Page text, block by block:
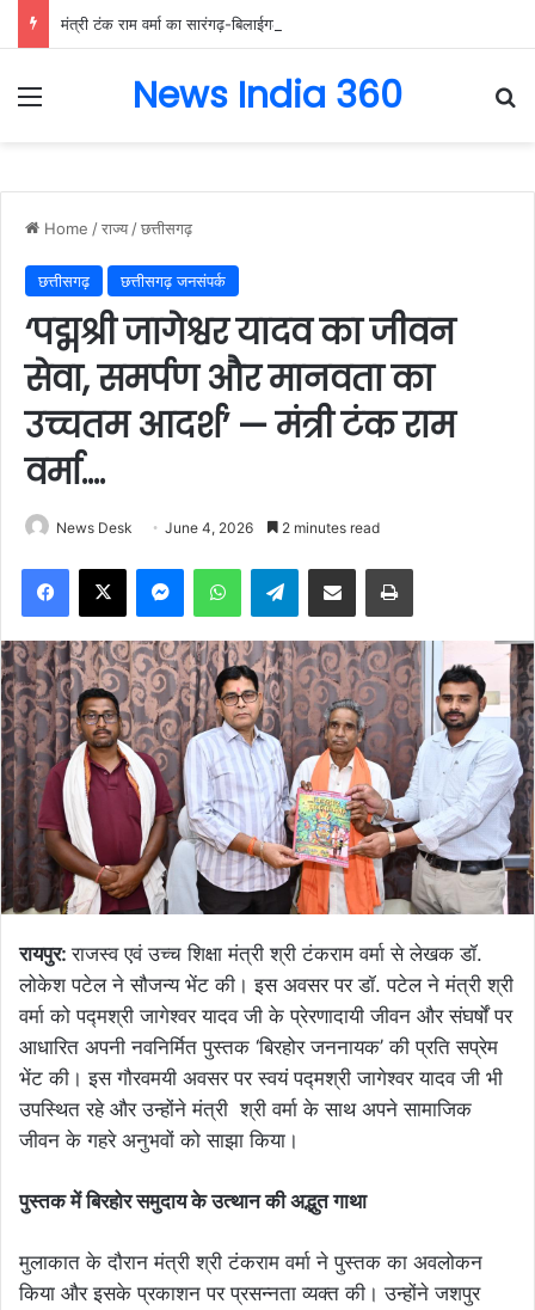
Menu News India 360
Home /राज्य /छत्तीसगढ़
छत्तीसगढ़ छत्तीसगढ़ जनसंपर्क
‘पद्मश्री जागेश्वर यादव का जीवन
सेवा, समर्पण और मानवता का
उच्चतम आदर्श’ — मंत्री टंक राम
वर्मा….
News Desk June 4, 2026 2 minutes read
Facebook
X MessengerWhatsAppTelegramShare via Email Print
रायपुर:राजस्व एवं उच्च शिक्षा मंत्री श्री टंकराम वर्मा से लेखक डॉ.
लोकेश पटेल ने सौजन्य भेंट की। इस अवसर पर डॉ. पटेल ने मंत्री श्री
वर्मा को पद्मश्री जागेश्वर यादव जी के प्रेरणादायी जीवन और संघर्षों पर
आधारित अपनी नवनिर्मित पुस्तक ‘बिरहोर जननायक’ की प्रति सप्रेम
भेंट की। इस गौरवमयी अवसर पर स्वयं पद्मश्री जागेश्वर यादव जी भी
उपस्थित रहे और उन्होंने मंत्री श्री वर्मा के साथ अपने सामाजिक
जीवन के गहरे अनुभवों को साझा किया।
​पुस्तक में बिरहोर समुदाय के उत्थान की अद्भुत गाथा
मुलाकात के दौरान मंत्री श्री टंकराम वर्मा ने पुस्तक का अवलोकन
किया और इसके प्रकाशन पर प्रसन्नता व्यक्त की। उन्होंने जशपुर